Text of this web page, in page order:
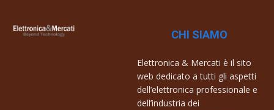
CHI SIAMO
Elettronica & Mercati è il sito
web dedicato a tutti gli aspetti
dell’elettronica professionale e
dell’industria dei